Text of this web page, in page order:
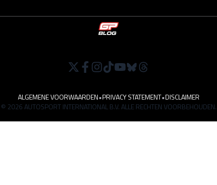
ALGEMENE VOORWAARDEN•PRIVACY STATEMENT•DISCLAIMER
© 2026 AUTOSPORT INTERNATIONAL B.V. ALLE RECHTEN VOORBEHOUDEN.